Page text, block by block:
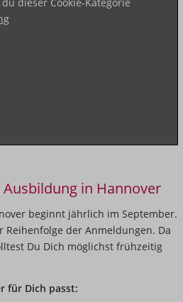
in Hannover
beginnt jährlich im September.
der Anmeldungen. Da
Du Dich möglichst frühzeitig
für Dich passt: